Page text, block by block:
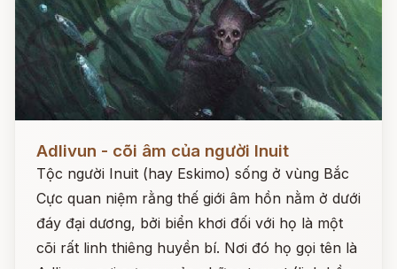
Adlivun - cõi âm của người Inuit
Tộc người Inuit (hay Eskimo) sống ở vùng Bắc
Cực quan niệm rằng thế giới âm hồn nằm ở dưới
đáy đại dương, bởi biển khơi đối với họ là một
cõi rất linh thiêng huyền bí. Nơi đó họ gọi tên là